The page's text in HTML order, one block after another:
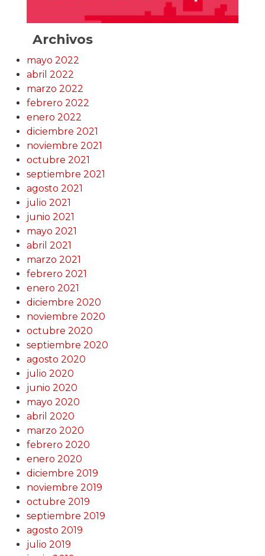
Archivos
mayo 2022
abril 2022
marzo 2022
febrero 2022
enero 2022
diciembre 2021
noviembre 2021
octubre 2021
septiembre 2021
agosto 2021
julio 2021
junio 2021
mayo 2021
abril 2021
marzo 2021
febrero 2021
enero 2021
diciembre 2020
noviembre 2020
octubre 2020
septiembre 2020
agosto 2020
julio 2020
junio 2020
mayo 2020
abril 2020
marzo 2020
febrero 2020
enero 2020
diciembre 2019
noviembre 2019
octubre 2019
septiembre 2019
agosto 2019
julio 2019